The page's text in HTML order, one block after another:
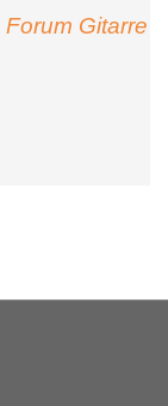
Forum Gitarre